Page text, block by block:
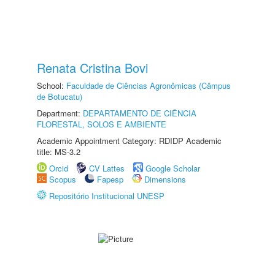
Renata Cristina Bovi
School: Faculdade de Ciências Agronômicas (Câmpus
de Botucatu)
Department: DEPARTAMENTO DE CIÊNCIA
FLORESTAL, SOLOS E AMBIENTE
Academic Appointment Category: RDIDP Academic
title: MS-3.2
Orcid
CV Lattes
Google Scholar
Scopus
Fapesp
Dimensions
Repositório Institucional UNESP